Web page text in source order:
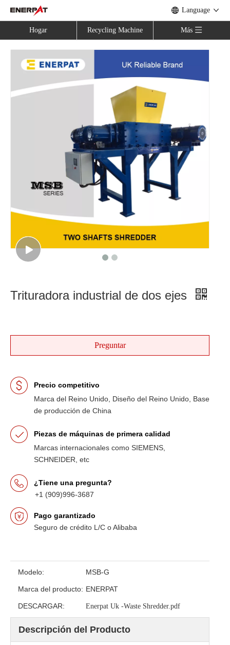
Language
Hogar Recycling Machine Más
Trituradora industrial de dos ejes
Preguntar
Precio competitivo
Marca del Reino Unido, Diseño del Reino Unido, Base
de producción de China
Piezas de máquinas de primera calidad
Marcas internacionales como SIEMENS,
SCHNEIDER, etc
¿Tiene una pregunta?
+1 (909)996-3687
Pago garantizado
Seguro de crédito L/C o Alibaba
Modelo: MSB-G
Marca del producto: ENERPAT
DESCARGAR: Enerpat Uk -Waste Shredder.pdf
Descripción del Producto